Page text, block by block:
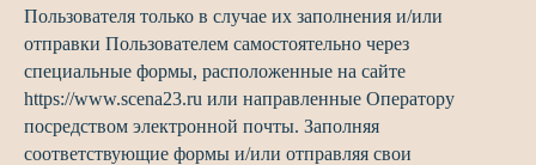
Пользователя только в случае их заполнения и/или
отправки Пользователем самостоятельно через
специальные формы, расположенные на сайте
https://www.scena23.ru или направленные Оператору
посредством электронной почты. Заполняя
соответствующие формы и/или отправляя свои